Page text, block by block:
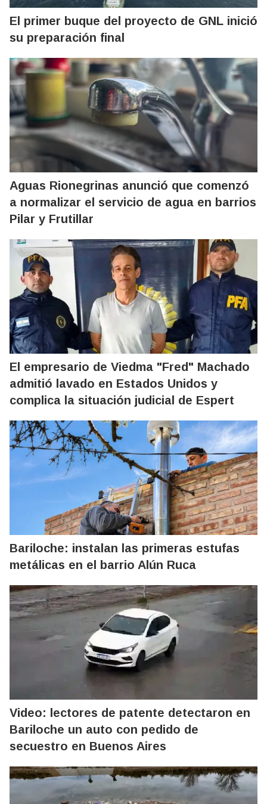
El primer buque del proyecto de GNL inició
su preparación final
Aguas Rionegrinas anunció que comenzó
a normalizar el servicio de agua en barrios
Pilar y Frutillar
El empresario de Viedma "Fred" Machado
admitió lavado en Estados Unidos y
complica la situación judicial de Espert
Bariloche: instalan las primeras estufas
metálicas en el barrio Alún Ruca
Video: lectores de patente detectaron en
Bariloche un auto con pedido de
secuestro en Buenos Aires